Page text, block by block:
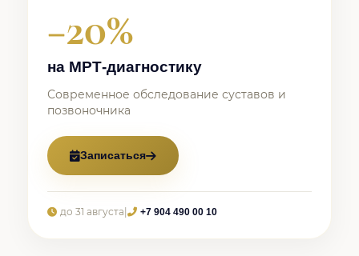
−20%
на МРТ-диагностику
Современное обследование суставов и
позвоночника
Записаться
до 31 августа +7 904 490 00 10